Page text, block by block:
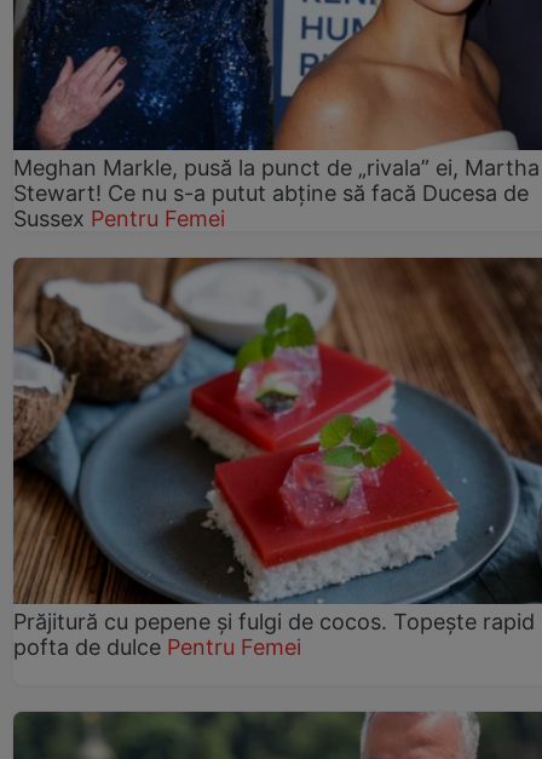
Meghan Markle, pusă la punct de „rivala” ei, Martha
Stewart! Ce nu s-a putut abține să facă Ducesa de
Sussex Pentru Femei
Prăjitură cu pepene şi fulgi de cocos. Topește rapid
pofta de dulce Pentru Femei